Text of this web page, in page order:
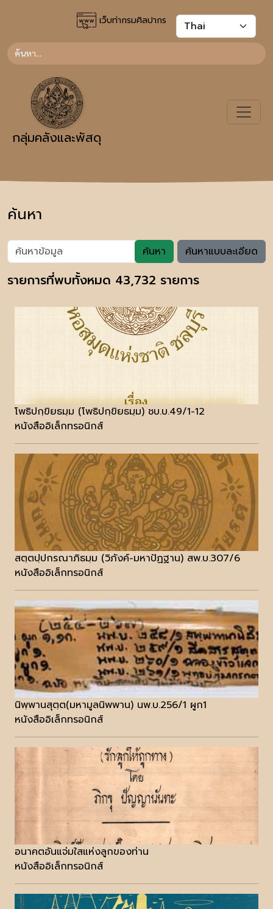
เว็บท่ากรมศิลปากร
กลุ่มคลังและพัสดุ
ค้นหา
ค้นหา ค้นหาแบบละเอียด
รายการที่พบทั้งหมด 43,732 รายการ
โพธิปกฺขิยธมฺม (โพธิปกฺขิยธมฺม) ชบ.บ.49/1-12
หนังสืออิเล็กทรอนิกส์
สตฺตปฺปกรณาภิธมฺม (วิภังค์-มหาปัฏฐาน) สพ.บ.307/6
หนังสืออิเล็กทรอนิกส์
นิพฺพานสุตฺต(มหามูลนิพพาน) นพ.บ.256/1 ผูก1
หนังสืออิเล็กทรอนิกส์
อนาคตอันแจ่มใสแห่งลูกของท่าน
หนังสืออิเล็กทรอนิกส์